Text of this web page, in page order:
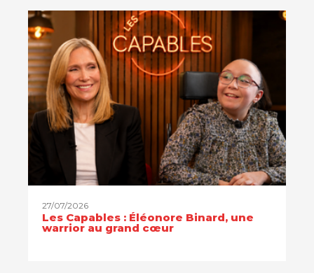
27/07/2026
Les Capables : Éléonore Binard, une
warrior au grand cœur